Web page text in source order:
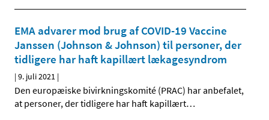
EMA advarer mod brug af COVID-19 Vaccine
Janssen (Johnson & Johnson) til personer, der
tidligere har haft kapillært lækagesyndrom
|9. juli 2021 |
Den europæiske bivirkningskomité (PRAC) har anbefalet,
at personer, der tidligere har haft kapillært…